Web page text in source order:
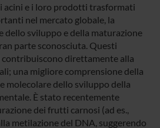
acini e i loro prodotti trasformati
nel mercato globale, la
dello sviluppo e della maturazione
parte sconosciuta. Questi
contribuiscono direttamente alla
una migliore comprensione della
molecolare dello sviluppo della
È stato recentemente
dei frutti carnosi (ad es.,
metilazione del DNA, suggerendo